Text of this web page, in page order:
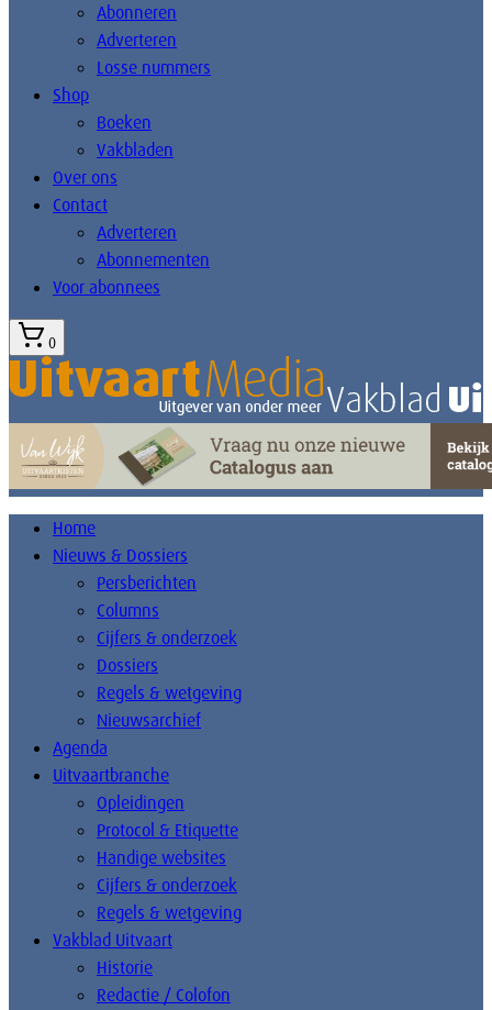
Abonneren
Adverteren
Losse nummers
Shop
Boeken
Vakbladen
Over ons
Contact
Adverteren
Abonnementen
Voor abonnees
0
Home
Nieuws & Dossiers
Persberichten
Columns
Cijfers & onderzoek
Dossiers
Regels & wetgeving
Nieuwsarchief
Agenda
Uitvaartbranche
Opleidingen
Protocol & Etiquette
Handige websites
Cijfers & onderzoek
Regels & wetgeving
Vakblad Uitvaart
Historie
Redactie / Colofon